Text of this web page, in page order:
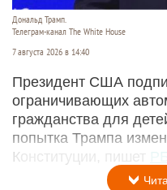
Дональд Трамп.
Телеграм-канал The White House
7 августа 2026 в 14:40
Президент США
ограничивающих
гражданства для
попытка Трампа
Конституции, пишет